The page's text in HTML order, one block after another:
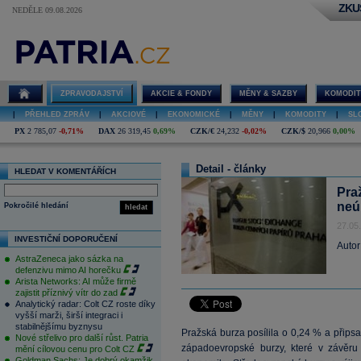
NEDĚLE 09.08.2026
ZPRAVODAJSTVÍ AKCIE & FONDY MĚNY & SAZBY
PŘEHLED ZPRÁV AKCIOVÉ EKONOMICKÉ MĚNY KOMODITY
PX 2 785,07 -0,71% DAX 26 319,45 0,69% CZK/€ 24,232 -0,02% CZK/$ 20,966 0,00%
HLEDAT V KOMENTÁŘÍCH
hledat
Pokročilé hledání
INVESTIČNÍ DOPORUČENÍ
AstraZeneca jako sázka na
defenzivu mimo AI horečku
Arista Networks: AI může firmě
zajistit příznivý vítr do zad
Analytický radar: Colt CZ roste díky
vyšší marži, širší integraci i
stabilnějšímu byznysu
Nové střelivo pro další růst. Patria
mění cílovou cenu pro Colt CZ
Detail - články
Pražská burza posílila o 0,24 % a
západoevropské burzy, které v